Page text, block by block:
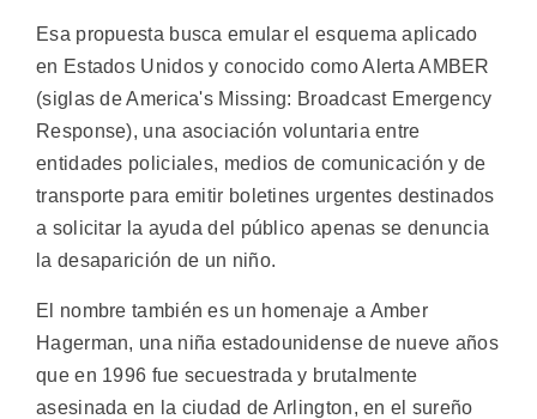
Esa propuesta busca emular el esquema aplicado
en Estados Unidos y conocido como Alerta AMBER
(siglas de America's Missing: Broadcast Emergency
Response), una asociación voluntaria entre
entidades policiales, medios de comunicación y de
transporte para emitir boletines urgentes destinados
a solicitar la ayuda del público apenas se denuncia
la desaparición de un niño.
El nombre también es un homenaje a Amber
Hagerman, una niña estadounidense de nueve años
que en 1996 fue secuestrada y brutalmente
asesinada en la ciudad de Arlington, en el sureño